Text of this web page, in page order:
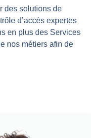
des solutions de
d’accès expertes
en plus des Services
nos métiers afin de